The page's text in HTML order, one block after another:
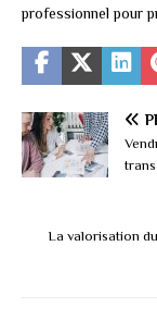
professionnel pour
La valorisation